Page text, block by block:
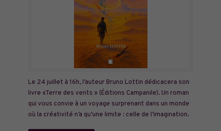
Le 24 juillet à 16h, l’auteur Bruno Lottin dédicacera son
livre «Terre des vents » (Éditions Campanile). Un roman
qui vous convie à un voyage surprenant dans un monde
où la créativité n’a qu’une limite : celle de l’imagination.